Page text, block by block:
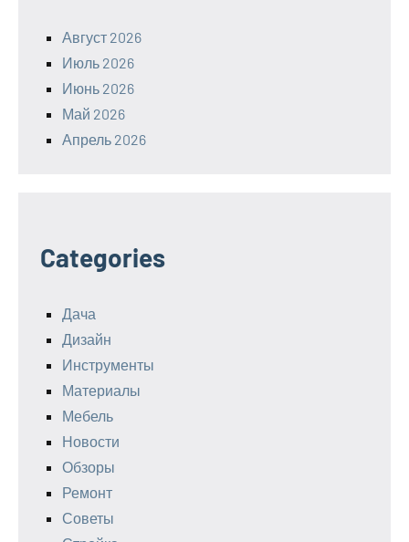
Август 2026
Июль 2026
Июнь 2026
Май 2026
Апрель 2026
Categories
Дача
Дизайн
Инструменты
Материалы
Мебель
Новости
Обзоры
Ремонт
Советы